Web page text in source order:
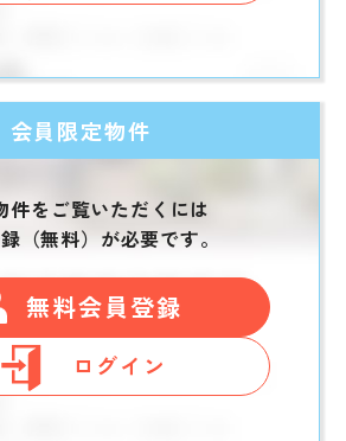
会員限定物件
件をご覧いただくには
（無料）が必要です。
無料会員登録
ログイン